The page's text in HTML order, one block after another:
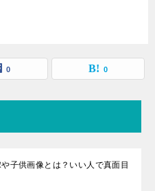
0 0
子供画像とは？いい人で真面目